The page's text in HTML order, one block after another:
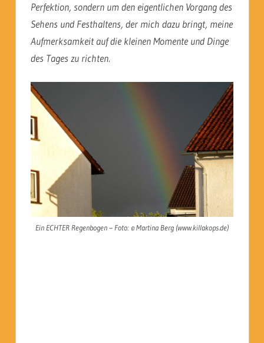
Perfektion, sondern um den eigentlichen Vorgang des
Sehens und Festhaltens, der mich dazu bringt, meine
Aufmerksamkeit auf die kleinen Momente und Dinge
des Tages zu richten.
Ein ECHTER Regenbogen – Foto: © Martina Berg (www.killakops.de)